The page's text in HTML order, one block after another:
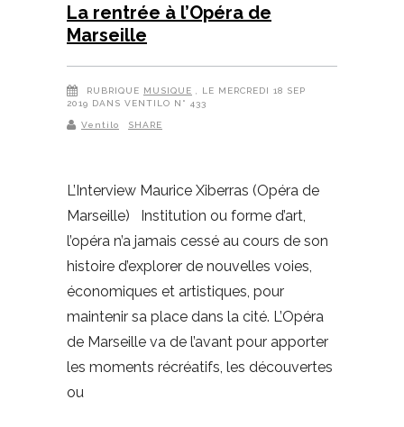
La rentrée à l’Opéra de
Marseille
RUBRIQUE MUSIQUE
, LE MERCREDI 18 SEP
2019 DANS VENTILO N° 433
Ventilo SHARE
L’Interview Maurice Xiberras (Opéra de
Marseille) Institution ou forme d’art,
l’opéra n’a jamais cessé au cours de son
histoire d’explorer de nouvelles voies,
économiques et artistiques, pour
maintenir sa place dans la cité. L’Opéra
de Marseille va de l’avant pour apporter
les moments récréatifs, les découvertes
ou